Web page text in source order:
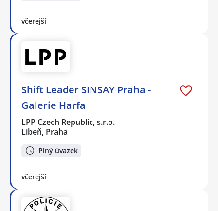
včerejší
Shift Leader SINSAY Praha -
Galerie Harfa
LPP Czech Republic, s.r.o.
Libeň, Praha
Plný úvazek
včerejší